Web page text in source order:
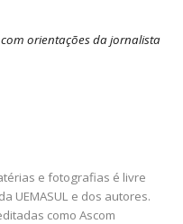
orientações da jornalista
e fotografias é livre
UEMASUL e dos autores.
como Ascom